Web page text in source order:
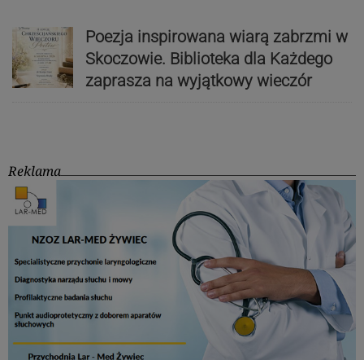
Poezja inspirowana wiarą zabrzmi w
Skoczowie. Biblioteka dla Każdego
zaprasza na wyjątkowy wieczór
Reklama